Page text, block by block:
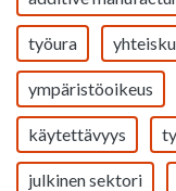
työura
ympäristöoikeus
käytettävyys
julkinen sektori